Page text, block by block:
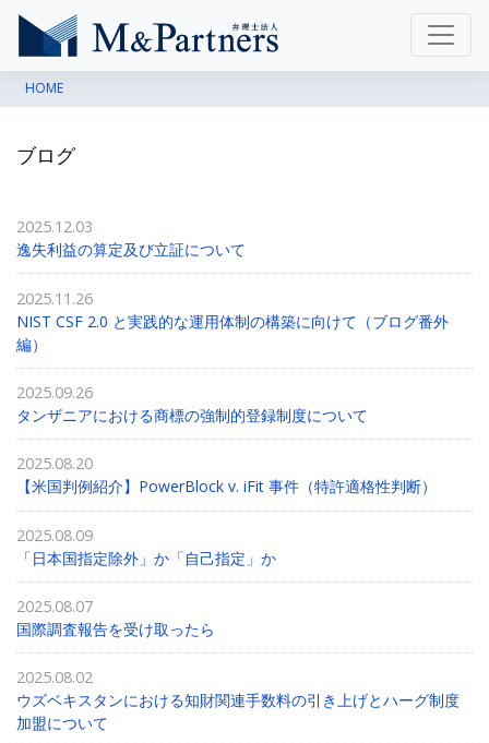
HOME
ブログ
2025.12.03
逸失利益の算定及び立証について
2025.11.26
NIST CSF 2.0 と実践的な運用体制の構築に向けて（ブログ番外
編）
2025.09.26
タンザニアにおける商標の強制的登録制度について
2025.08.20
【米国判例紹介】PowerBlock v. iFit 事件（特許適格性判断）
2025.08.09
「日本国指定除外」か「自己指定」か
2025.08.07
国際調査報告を受け取ったら
2025.08.02
ウズベキスタンにおける知財関連手数料の引き上げとハーグ制度
加盟について